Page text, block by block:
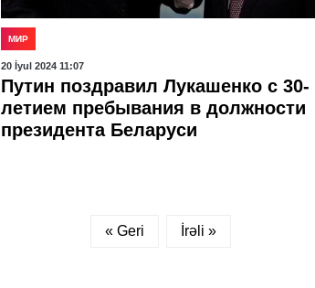
МИР
20 İyul 2024 11:07
Путин поздравил Лукашенко с 30-
летием пребывания в должности
президента Беларуси
« Geri İrəli »